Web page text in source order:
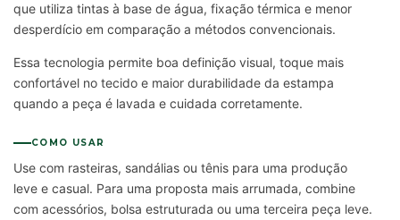
que utiliza tintas à base de água, fixação térmica e menor
desperdício em comparação a métodos convencionais.
Essa tecnologia permite boa definição visual, toque mais
confortável no tecido e maior durabilidade da estampa
quando a peça é lavada e cuidada corretamente.
COMO USAR
Use com rasteiras, sandálias ou tênis para uma produção
leve e casual. Para uma proposta mais arrumada, combine
com acessórios, bolsa estruturada ou uma terceira peça leve.